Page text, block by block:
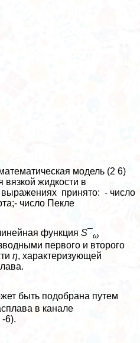
модель (2 6)
вязкой жидкости в
принято: - число
число Пекле
функция S¯ ω
первого и второго
η, хаpaктеризующей
быть подобрана путем
в канале
6).